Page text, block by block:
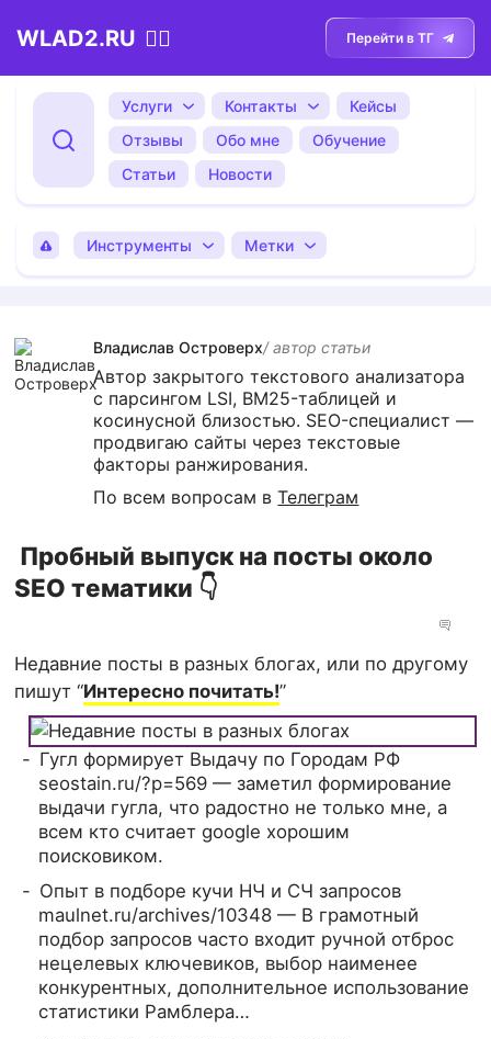
WLAD2.RU 💁‍♂️ Перейти в ТГ
Услуги Контакты
Кейсы
Отзывы
Обо мне
Обучение
Статьи
Новости
Инструменты Метки
Владислав Островерх/ автор cтатьи
Автор закрытого текстового анализатора
с парсингом LSI, BM25-таблицей и
косинусной близостью. SEO-специалист —
продвигаю сайты через текстовые
факторы ранжирования.
По всем вопросам вТелеграм
Пробный выпуск на посты около
SEO тематики 👇
Недавние посты в разных блогах, или по другому
пишут “Интересно почитать!”
Гугл формирует Выдачу по Городам РФ
seostain.ru/?p=569 — заметил формирование
выдачи гугла, что радостно не только мне, а
всем кто считает google хорошим
поисковиком.
Опыт в подборе кучи НЧ и СЧ запросов
maulnet.ru/archives/10348 — В грамотный
подбор запросов часто входит ручной отброс
нецелевых ключевиков, выбор наименее
конкурентных, дополнительное использование
статистики Рамблера…